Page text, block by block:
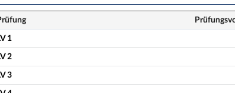
1
2
3